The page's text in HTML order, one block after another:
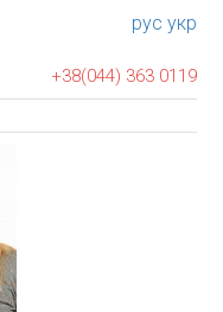
рус укр
+38(044) 363 0119